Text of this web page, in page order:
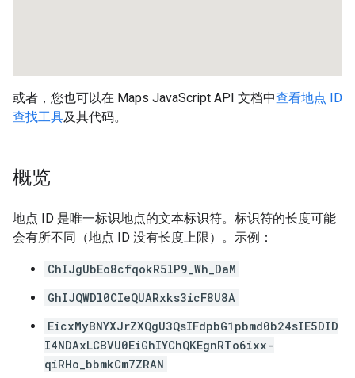
或者，您也可以在 Maps JavaScript API 文档中查看地点 ID
查找工具及其代码。
概览
地点 ID 是唯一标识地点的文本标识符。标识符的长度可能
会有所不同（地点 ID 没有长度上限）。示例：
ChIJgUbEo8cfqokR5lP9_Wh_DaM
GhIJQWDl0CIeQUARxks3icF8U8A
EicxMyBNYXJrZXQgU3QsIFdpbG1pbmd0b24sIE5DID
I4NDAxLCBVU0EiGhIYChQKEgnRTo6ixx-
qiRHo_bbmkCm7ZRAN